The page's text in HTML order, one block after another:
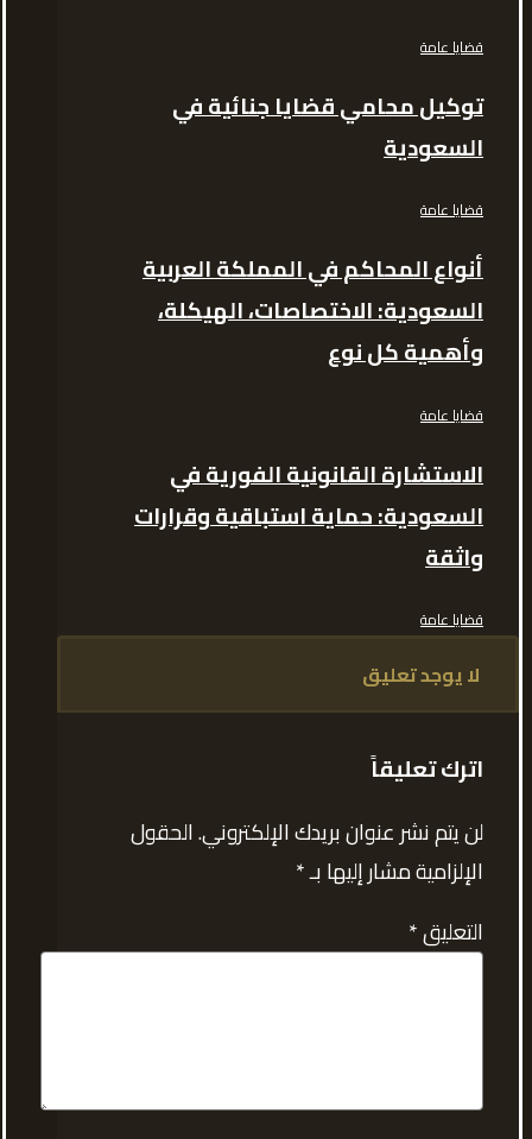
قضايا عامة
توكيل محامي قضايا جنائية في
السعودية
قضايا عامة
أنواع المحاكم في المملكة العربية
السعودية: الاختصاصات، الهيكلة،
وأهمية كل نوع
قضايا عامة
الاستشارة القانونية الفورية في
السعودية: حماية استباقية وقرارات
واثقة
قضايا عامة
لا يوجد تعليق
اترك تعليقاً
لن يتم نشر عنوان بريدك الإلكتروني.الحقول
الإلزامية مشار إليها بـ*
التعليق*